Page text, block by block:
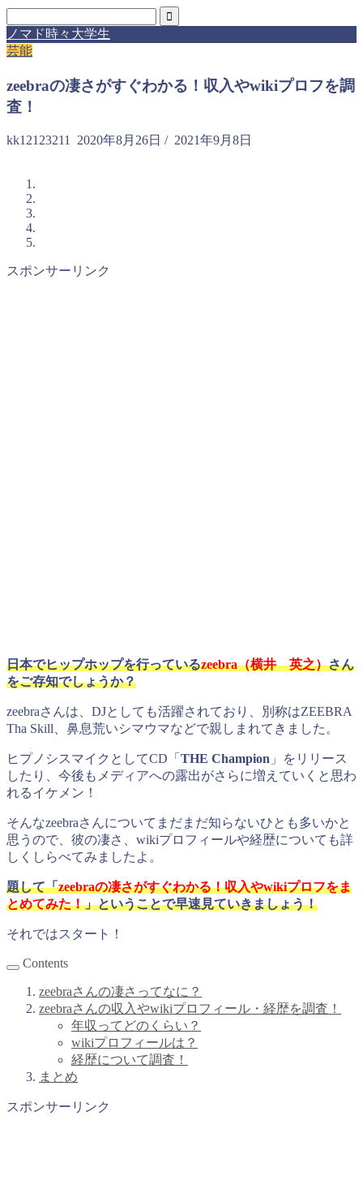
ノマド時々大学生
芸能
zeebraの凄さがすぐわかる！収入やwikiプロフを調
査！
kk12123211 2020年8月26日 / 2021年9月8日
スポンサーリンク
日本でヒップホップを行っているzeebra（横井 英之）さん
をご存知でしょうか？
zeebraさんは、DJとしても活躍されており、別称はZEEBRA
Tha Skill、鼻息荒いシマウマなどで親しまれてきました。
ヒプノシスマイクとしてCD「 THE Champion 」をリリース
したり、今後もメディアへの露出がさらに増えていくと思わ
れるイケメン！
そんなzeebraさんについてまだまだ知らないひとも多いかと
思うので、彼の凄さ、wikiプロフィールや経歴についても詳
しくしらべてみましたよ。
題して「zeebraの凄さがすぐわかる！収入やwikiプロフをま
とめてみた！」ということで早速見ていきましょう！
それではスタート！
Contents
zeebraさんの凄さってなに？
zeebraさんの収入やwikiプロフィール・経歴を調査！
年収ってどのくらい？
wikiプロフィールは？
経歴について調査！
まとめ
スポンサーリンク